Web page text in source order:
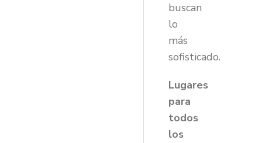
buscan
lo
más
sofisticado.
Lugares
para
todos
los